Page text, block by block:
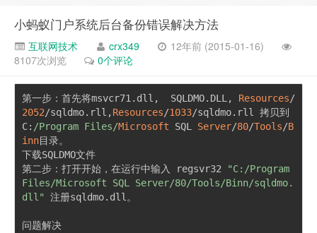
小蚂蚁门户系统后台备份错误解决方法
互联网技术 crx349
12年前 (2015-01-16)
8107次浏览
0个评论
第一步：首先将msvcr71 . dll , SQLDMO. DLL , Resources/
2052/sqldmo. rll ,Resources/1033/sqldmo. rll 拷贝到
C: /Program Files/Microsoft SQL Server/80/Tools/B
inn目录。
下载SQLDMO文件
第二步：打开开始，在运行中输入
regsvr32
"C:/Program
Files/Microsoft SQL Server/80/Tools/Binn/sqldmo.
dll"
注册sqldmo. dll 。
问题解决